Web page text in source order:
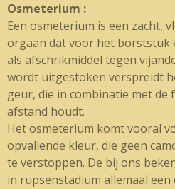
Osmeterium :
Een osmeterium is een zacht,
orgaan dat voor het borststuk
als afschrikmiddel tegen
wordt uitgestoken verspreidt
geur, die in combinatie met de
afstand houdt.
Het osmeterium komt vooral
opvallende kleur, die geen
te verstoppen. De bij ons
in rupsenstadium allemaal een